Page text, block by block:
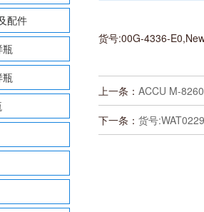
配件
瓶
瓶
货号:00G-4336-
上一条： ACCU M-
下一条： 货号